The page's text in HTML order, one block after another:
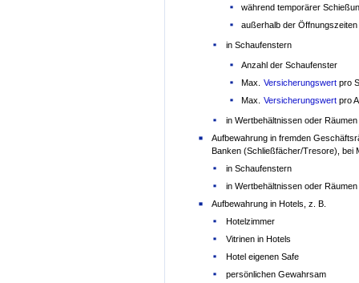
während temporärer
außerhalb der
in Schaufenstern
Anzahl der Schaufenster
Max. Versicherungswert pro
Max. Versicherungswert pro
in Wertbehältnissen oder Räumen
Aufbewahrung in fremden
Banken (Schließfächer/Tresore),
in Schaufenstern
in Wertbehältnissen oder Räumen
Aufbewahrung in Hotels, z. B.
Hotelzimmer
Vitrinen in Hotels
Hotel eigenen Safe
persönlichen Gewahrsam